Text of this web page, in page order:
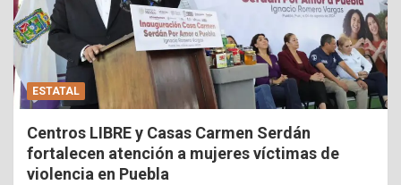
ESTATAL
Centros LIBRE y Casas Carmen Serdán
fortalecen atención a mujeres víctimas de
violencia en Puebla